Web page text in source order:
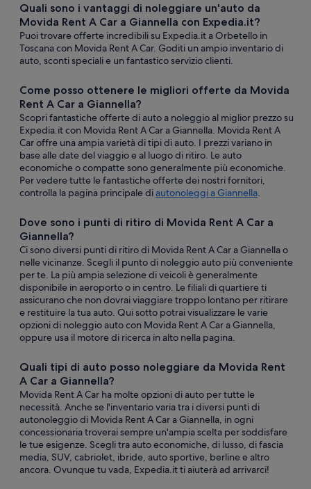
Quali sono i vantaggi di noleggiare un'auto da
Movida Rent A Car a Giannella con Expedia.it?
Puoi trovare offerte incredibili su Expedia.it a Orbetello in
Toscana con Movida Rent A Car. Goditi un ampio inventario di
auto, sconti speciali e un fantastico servizio clienti.
Come posso ottenere le migliori offerte da Movida
Rent A Car a Giannella?
Scopri fantastiche offerte di auto a noleggio al miglior prezzo su
Expedia.it con Movida Rent A Car a Giannella. Movida Rent A
Car offre una ampia varietà di tipi di auto. I prezzi variano in
base alle date del viaggio e al luogo di ritiro. Le auto
economiche o compatte sono generalmente più economiche.
Per vedere tutte le fantastiche offerte dei nostri fornitori,
controlla la pagina principale di autonoleggi a Giannella.
Dove sono i punti di ritiro di Movida Rent A Car a
Giannella?
Ci sono diversi punti di ritiro di Movida Rent A Car a Giannella o
nelle vicinanze. Scegli il punto di noleggio auto più conveniente
per te. La più ampia selezione di veicoli è generalmente
disponibile in aeroporto o in centro. Le filiali di quartiere ti
assicurano che non dovrai viaggiare troppo lontano per ritirare
e restituire la tua auto. Qui sotto potrai visualizzare le varie
opzioni di noleggio auto con Movida Rent A Car a Giannella,
oppure usa il motore di ricerca in alto nella pagina.
Quali tipi di auto posso noleggiare da Movida Rent
A Car a Giannella?
Movida Rent A Car ha molte opzioni di auto per tutte le
necessità. Anche se l'inventario varia tra i diversi punti di
autonoleggio di Movida Rent A Car a Giannella, in ogni
concessionaria troverai sempre un'ampia scelta per soddisfare
le tue esigenze. Scegli tra auto economiche, di lusso, di fascia
media, SUV, cabriolet, ibride, auto sportive, berline e altro
ancora. Ovunque tu vada, Expedia.it ti aiuterà ad arrivarci!